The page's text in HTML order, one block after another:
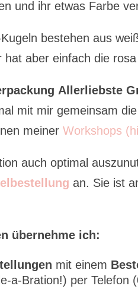
und ihr etwas Farbe
bestehen aus
hat aber einfach die
Allerliebste
mit mir gemeinsam
meinerWorkshops
auch optimal
an. Sie ist
übernehme ich:
mit einem
a-Bration!) per Telefon